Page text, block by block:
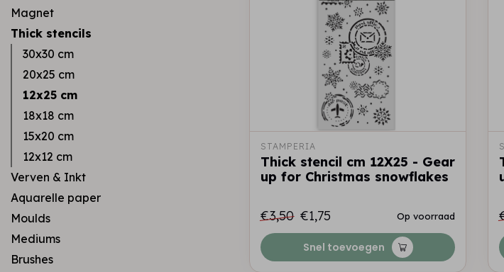
Magnet
Thick stencils
30x30 cm
20x25 cm
12x25 cm
18x18 cm
15x20 cm
12x12 cm
Verven & Inkt
Aquarelle paper
Moulds
Mediums
Brushes
STAMPERIA
Thick stencil cm 12X25 - Gear
up for Christmas snowflakes
€3,50 €1,75 Op voorraad
Snel toevoegen